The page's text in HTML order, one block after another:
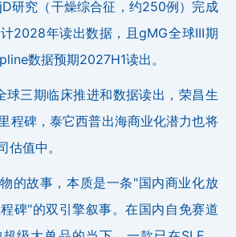
研究（干燥综合征，约250例）完成
2028年读出数据，且gMG全球III期
数据预期2027H1读出。
球三期临床推进和数据读出，荣昌生
程碑，泰它西普出海商业化潜力也将
估值中。
的故事，本质是一条"国内商业化放
碑"的双引擎叙事。在国内自免赛道